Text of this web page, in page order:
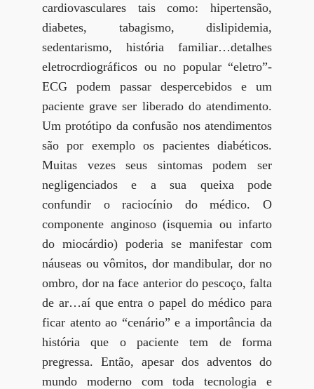
cardiovasculares tais como: hipertensão,
diabetes, tabagismo, dislipidemia,
sedentarismo, história familiar…detalhes
eletrocrdiográficos ou no popular “eletro”-
ECG podem passar despercebidos e um
paciente grave ser liberado do atendimento.
Um protótipo da confusão nos atendimentos
são por exemplo os pacientes diabéticos.
Muitas vezes seus sintomas podem ser
negligenciados e a sua queixa pode
confundir o raciocínio do médico. O
componente anginoso (isquemia ou infarto
do miocárdio) poderia se manifestar com
náuseas ou vômitos, dor mandibular, dor no
ombro, dor na face anterior do pescoço, falta
de ar…aí que entra o papel do médico para
ficar atento ao “cenário” e a importância da
história que o paciente tem de forma
pregressa. Então, apesar dos adventos do
mundo moderno com toda tecnologia e